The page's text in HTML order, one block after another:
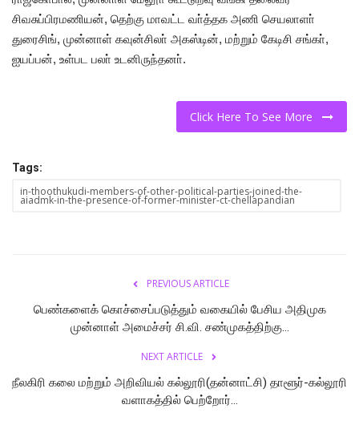
சிவசுப்பிரமணியன், தெற்கு மாவட்ட வா்த்தக அணி செயலாளா்
துரைசிங், முன்னாள் கவுன்சிலா் அகஸ்டின், மற்றும் கேடிசி சங்கா்,
ஐயப்பன், உள்பட பலா் உடனிருந்தனா்.
Click Here To See More
Tags:
in-thoothukudi-members-of-other-political-parties-joined-the-
aiadmk-in-the-presence-of-former-minister-ct-chellapandian
PREVIOUS ARTICLE
பெண்களைக் கொச்சைப்படுத்தும் வகையில் பேசிய அதிமுக
முன்னாள் அமைச்சர் சி.வி. சண்முகத்திற்கு...
NEXT ARTICLE
நீலகிரி கலை மற்றும் அறிவியல் கல்லூரி(தன்னாட்சி) தாளூர்-கல்லூரி
வளாகத்தில் பெற்றோர்...